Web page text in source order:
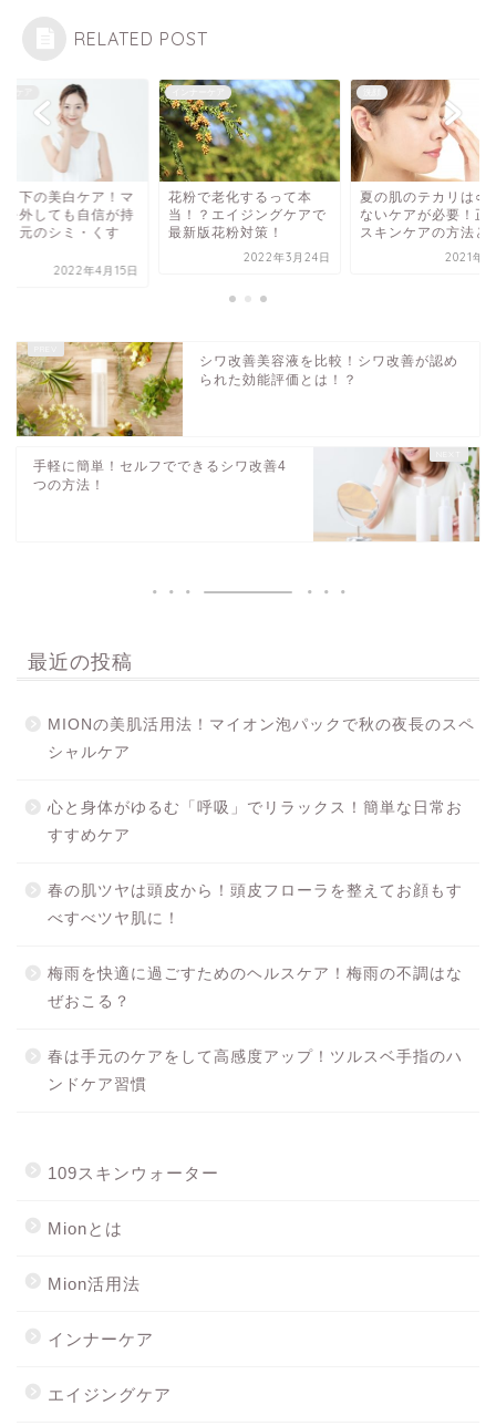
RELATED POST
ク下の美白ケア！マ
を外しても自信が持
口元のシミ・くす
2022年4月15日
花粉で老化するって本
当！？エイジングケアで
最新版花粉対策！
2022年3月24日
夏の肌のテカリは○○
ないケアが必要！正
スキンケアの方法と
2021年6
シワ改善美容液を比較！シワ改善が認め
られた効能評価とは！？
手軽に簡単！セルフでできるシワ改善4
つの方法！
最近の投稿
MIONの美肌活用法！マイオン泡パックで秋の夜長のスペ
シャルケア
心と身体がゆるむ「呼吸」でリラックス！簡単な日常お
すすめケア
春の肌ツヤは頭皮から！頭皮フローラを整えてお顔もす
べすべツヤ肌に！
梅雨を快適に過ごすためのヘルスケア！梅雨の不調はな
ぜおこる？
春は手元のケアをして高感度アップ！ツルスベ手指のハ
ンドケア習慣
109スキンウォーター
Mionとは
Mion活用法
インナーケア
エイジングケア